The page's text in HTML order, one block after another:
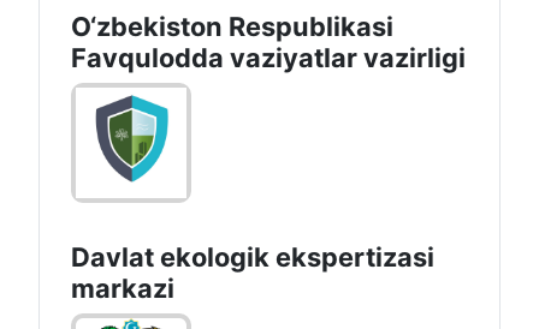
O‘zbеkistоn Rеspublikаsi
Favqulodda vaziyatlar vazirligi
Davlat ekologik ekspertizasi
markazi